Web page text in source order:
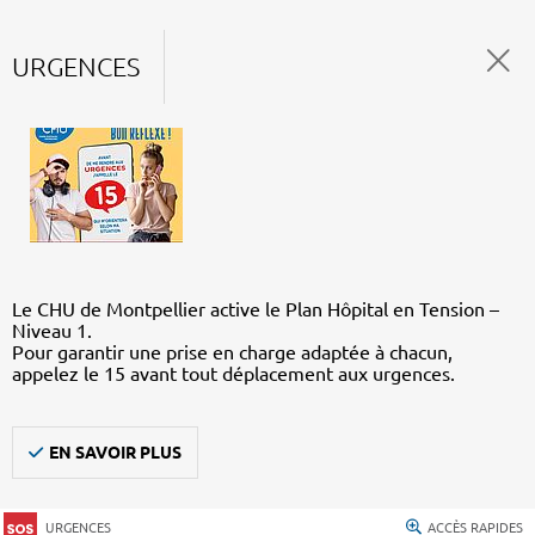
URGENCES
Le CHU de Montpellier active le Plan Hôpital en Tension –
Niveau 1.
Pour garantir une prise en charge adaptée à chacun,
appelez le 15 avant tout déplacement aux urgences.
EN SAVOIR PLUS
URGENCES ACCÈS RAPIDES